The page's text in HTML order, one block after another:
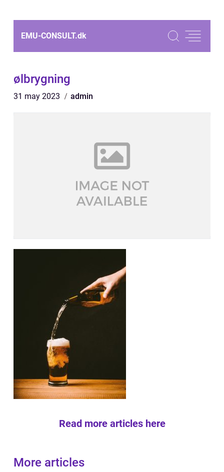
EMU-CONSULT.dk
ølbrygning
31 may 2023 admin
Read more articles here
More articles